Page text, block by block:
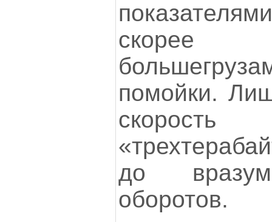
скорее
помойки.
до
оборотов.